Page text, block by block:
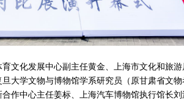
文化发展中心副主任黄金、上海市文化和旅
大学文物与博物馆学系研究员（原甘肃省文物
作中心主任姜标、上海汽车博物馆执行馆长刘